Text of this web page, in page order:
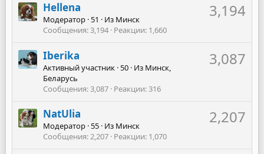
3,194
Hellena
Модератор · 51 · Из Минск
Сообщения 3,194 Реакции 1,660
3,087
Iberika
Активный участник · 50 · Из Минск,
Беларусь
Сообщения 3,087 Реакции 316
2,207
NatUlia
Модератор · 55 · Из Минск
Сообщения 2,207 Реакции 1,070